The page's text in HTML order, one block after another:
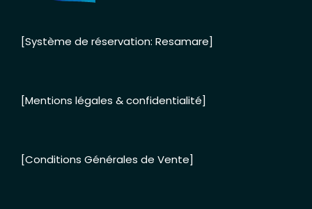
[Système de réservation: Resamare]
[Mentions légales & confidentialité]
[Conditions Générales de Vente]